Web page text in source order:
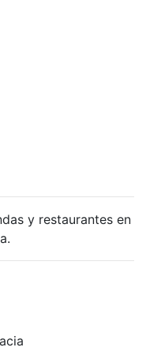
y restaurantes en